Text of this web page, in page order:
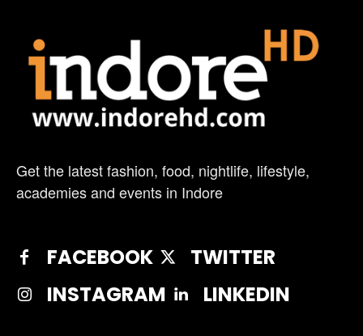
Get the latest fashion, food, nightlife, lifestyle,
academies and events in Indore
FACEBOOK
TWITTER
INSTAGRAM
LINKEDIN